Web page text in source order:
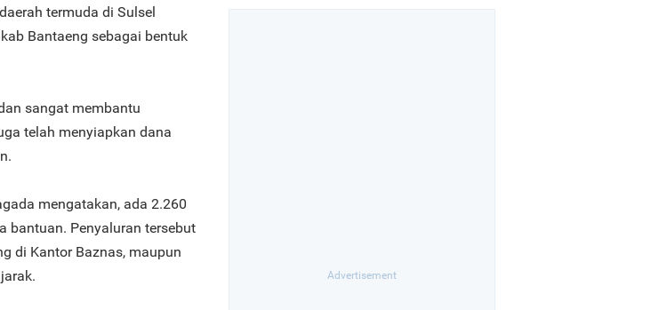
termuda di Sulsel
Bantaeng sebagai bentuk
sangat membantu
telah menyiapkan dana
mengatakan, ada 2.260
bantuan. Penyaluran tersebut
di Kantor Baznas, maupun